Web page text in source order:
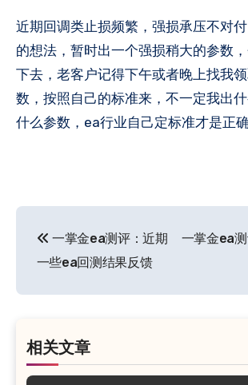
近期回调类止损频繁，强损承压不对付，所以按照会员
的想法，暂时出一个强损稍大的参数
下去，老客户记得下午或者晚上找我
数，按照自己的标准来，不一定我出
什么参数，ea行业自己定标准才是正
导
一掌金ea测评：近期
一些ea回测结果反馈
一掌金ea
相关文章